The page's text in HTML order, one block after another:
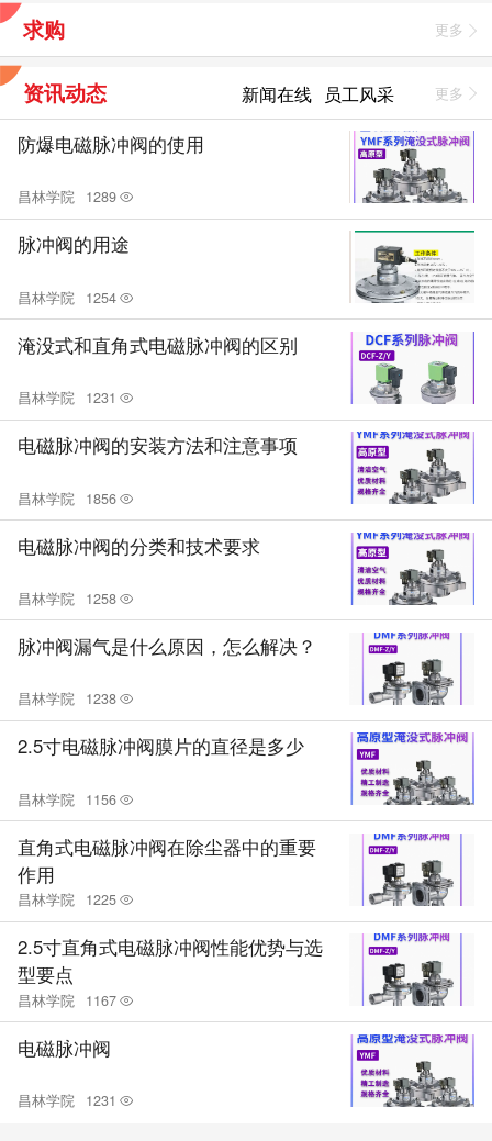
求购 更多
资讯动态 新闻在线 员工风采 更多
防爆电磁脉冲阀的使用
昌林学院 1289
脉冲阀的用途
昌林学院 1254
淹没式和直角式电磁脉冲阀的区别
昌林学院 1231
电磁脉冲阀的安装方法和注意事项
昌林学院 1856
电磁脉冲阀的分类和技术要求
昌林学院 1258
脉冲阀漏气是什么原因，怎么解决？
昌林学院 1238
2.5寸电磁脉冲阀膜片的直径是多少
昌林学院 1156
直角式电磁脉冲阀在除尘器中的重要
作用
昌林学院 1225
2.5寸直角式电磁脉冲阀性能优势与选
型要点
昌林学院 1167
电磁脉冲阀
昌林学院 1231